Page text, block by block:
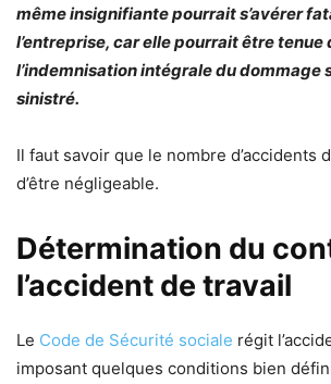
même insignifiante pourrait s’avérer
l’entreprise, car elle pourrait être tenue
l’indemnisation intégrale du dommage
sinistré.
Il faut savoir que le nombre d’accidents
d’être négligeable.
Détermination du
l’accident de travail
Le Code de Sécurité sociale régit
imposant quelques conditions bien